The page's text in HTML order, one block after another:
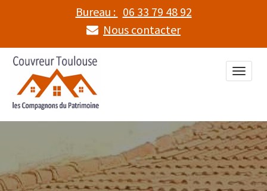
Bureau : 06 33 79 48 92
Nous contacter
Toggle